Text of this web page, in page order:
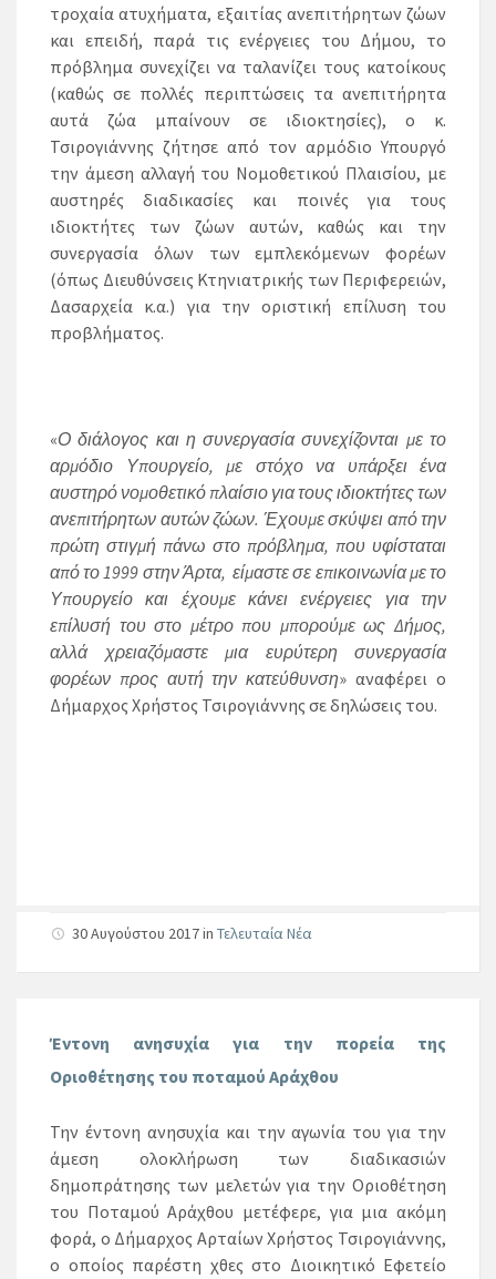
τροχαία ατυχήματα, εξαιτίας ανεπιτήρητων ζώων
και επειδή, παρά τις ενέργειες του Δήμου, το
πρόβλημα συνεχίζει να ταλανίζει τους κατοίκους
(καθώς σε πολλές περιπτώσεις τα ανεπιτήρητα
αυτά ζώα μπαίνουν σε ιδιοκτησίες), ο κ.
Τσιρογιάννης ζήτησε από τον αρμόδιο Υπουργό
την άμεση αλλαγή του Νομοθετικού Πλαισίου, με
αυστηρές διαδικασίες και ποινές για τους
ιδιοκτήτες των ζώων αυτών, καθώς και την
συνεργασία όλων των εμπλεκόμενων φορέων
(όπως Διευθύνσεις Κτηνιατρικής των Περιφερειών,
Δασαρχεία κ.α.) για την οριστική επίλυση του
προβλήματος.
«Ο διάλογος και η συνεργασία συνεχίζονται με το
αρμόδιο Υπουργείο, με στόχο να υπάρξει ένα
αυστηρό νομοθετικό πλαίσιο για τους ιδιοκτήτες των
ανεπιτήρητων αυτών ζώων. Έχουμε σκύψει από την
πρώτη στιγμή πάνω στο πρόβλημα, που υφίσταται
από το 1999 στην Άρτα, είμαστε σε επικοινωνία με το
Υπουργείο και έχουμε κάνει ενέργειες για την
επίλυσή του στο μέτρο που μπορούμε ως Δήμος,
αλλά χρειαζόμαστε μια ευρύτερη συνεργασία
φορέων προς αυτή την κατεύθυνση» αναφέρει ο
Δήμαρχος Χρήστος Τσιρογιάννης σε δηλώσεις του.
30 Αυγούστου 2017in Τελευταία Νέα
Έντονη ανησυχία για την πορεία της
Οριοθέτησης του ποταμού Αράχθου
Την έντονη ανησυχία και την αγωνία του για την
άμεση ολοκλήρωση των διαδικασιών
δημοπράτησης των μελετών για την Οριοθέτηση
του Ποταμού Αράχθου μετέφερε, για μια ακόμη
φορά, ο Δήμαρχος Αρταίων Χρήστος Τσιρογιάννης,
ο οποίος παρέστη χθες στο Διοικητικό Εφετείο